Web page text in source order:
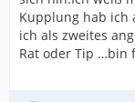
Kupplung hab ich
ich als zweites
Rat oder Tip …bin